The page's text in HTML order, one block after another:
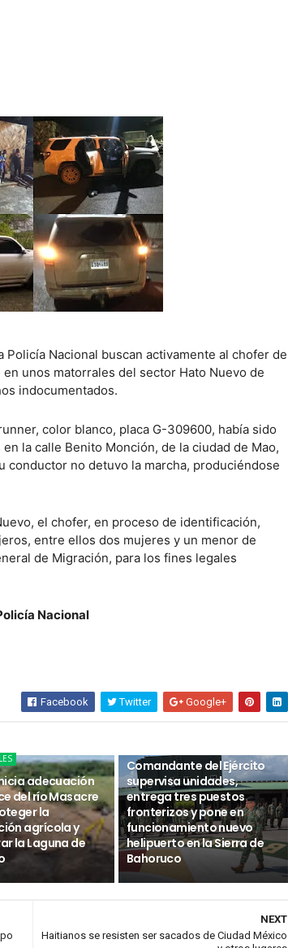
Nacional buscan activamente al chofer de
unos matorrales del sector Hato Nuevo de
indocumentados.
color blanco, placa G-309600, había sido
la calle Benito Monción, de la ciudad de Mao,
no detuvo la marcha, produciéndose
el chofer, en proceso de identificación,
entre ellos dos mujeres y un menor de
de Migración, para los fines legales
Nacional
Facebook Twitter Google+
adecuación
del río Masacre
la
agrícola y
la Laguna de
Comandante del Ejército
supervisa unidades,
entrega tres puestos
fronterizos y pone en
funcionamiento nuevo
helipuerto en la Sierra de
Bahoruco
NEXT
Haitianos se resisten ser sacados de Ciudad México